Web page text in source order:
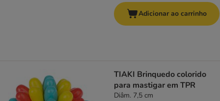
Adicionar ao carrinho
TIAKI Brinquedo colorido
para mastigar em TPR
Diâm. 7,5 cm